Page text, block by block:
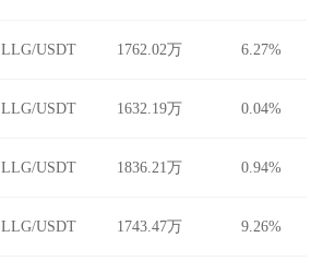
LLG/USDT 1762.02万 6.27%
LLG/USDT 1632.19万 0.04%
LLG/USDT 1836.21万 0.94%
LLG/USDT 1743.47万 9.26%